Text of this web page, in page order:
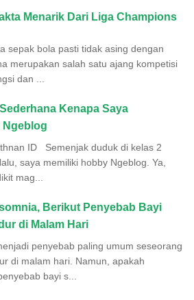
Menarik Dari Liga Champions
sepak bola pasti tidak asing dengan
merupakan salah satu ajang kompetisi
dan ...
Kenapa Saya
Ngeblog
ID Semenjak duduk di kelas 2
saya memiliki hobby Ngeblog. Ya,
mag...
Berikut Penyebab Bayi
di Malam Hari
penyebab paling umum seseorang
di malam hari. Namun, apakah
bayi s...